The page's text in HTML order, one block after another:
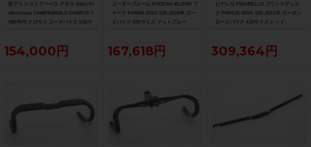
訳アリ レストアベース アタラ Atala Pr
ofessional CAMPAGNOLO CHORUS 1
980年代 クロモリ ロードバイク 530サ
154,000円
コーダーブルーム KHODAA BLOOM フ
ァーナ FARNA DISC 105 2024年 ロー
ドバイク 500サイズ マットブルー
167,618円
ピナレロ PINARELLO プリンスディス
ク PRINCE DISK 105 2021年 カーボン
ロードバイク 430サイズ レッド
309,364円